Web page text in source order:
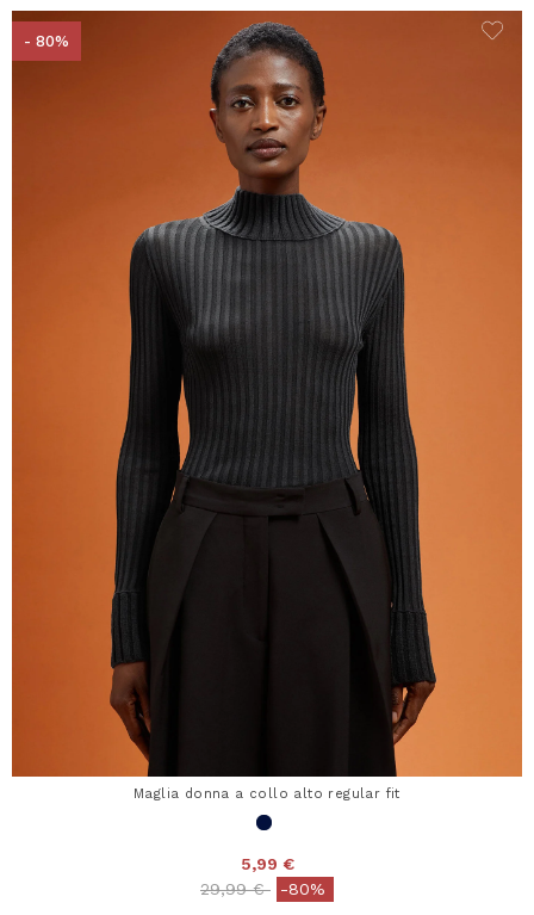
- 80%
Maglia donna a collo alto regular fit
5,99 €
Price reduced from
29,99 €to-80%